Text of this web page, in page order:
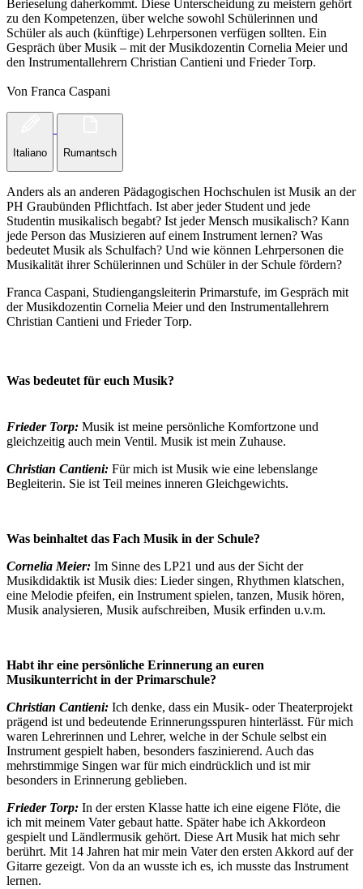
Berieselung daherkommt. Diese Unterscheidung zu meistern gehört
zu den Kompetenzen, über welche sowohl Schülerinnen und
Schüler als auch (künftige) Lehrpersonen verfügen sollten. Ein
Gespräch über Musik – mit der Musikdozentin Cornelia Meier und
den Instrumentallehrern Christian Cantieni und Frieder Torp.
Von Franca Caspani
Italiano Rumantsch
Anders als an anderen Pädagogischen Hochschulen ist Musik an der
PH Graubünden Pflichtfach. Ist aber jeder Student und jede
Studentin musikalisch begabt? Ist jeder Mensch musikalisch? Kann
jede Person das Musizieren auf einem Instrument lernen? Was
bedeutet Musik als Schulfach? Und wie können Lehrpersonen die
Musikalität ihrer Schülerinnen und Schüler in der Schule fördern?
Franca Caspani, Studiengangsleiterin Primarstufe, im Gespräch mit
der Musikdozentin Cornelia Meier und den Instrumentallehrern
Christian Cantieni und Frieder Torp.
Was bedeutet für euch Musik?
Frieder Torp: Musik ist meine persönliche Komfortzone und
gleichzeitig auch mein Ventil. Musik ist mein Zuhause.
Christian Cantieni: Für mich ist Musik wie eine lebenslange
Begleiterin. Sie ist Teil meines inneren Gleichgewichts.
Was beinhaltet das Fach Musik in der Schule?
Cornelia Meier: Im Sinne des LP21 und aus der Sicht der
Musikdidaktik ist Musik dies: Lieder singen, Rhythmen klatschen,
eine Melodie pfeifen, ein Instrument spielen, tanzen, Musik hören,
Musik analysieren, Musik aufschreiben, Musik erfinden u.v.m.
Habt ihr eine persönliche Erinnerung an euren
Musikunterricht in der Primarschule?
Christian Cantieni: Ich denke, dass ein Musik- oder Theaterprojekt
prägend ist und bedeutende Erinnerungsspuren hinterlässt. Für mich
waren Lehrerinnen und Lehrer, welche in der Schule selbst ein
Instrument gespielt haben, besonders faszinierend. Auch das
mehrstimmige Singen war für mich eindrücklich und ist mir
besonders in Erinnerung geblieben.
Frieder Torp: In der ersten Klasse hatte ich eine eigene Flöte, die
ich mit meinem Vater gebaut hatte. Später habe ich Akkordeon
gespielt und Ländlermusik gehört. Diese Art Musik hat mich sehr
berührt. Mit 14 Jahren hat mir mein Vater den ersten Akkord auf der
Gitarre gezeigt. Von da an wusste ich es, ich musste das Instrument
lernen.